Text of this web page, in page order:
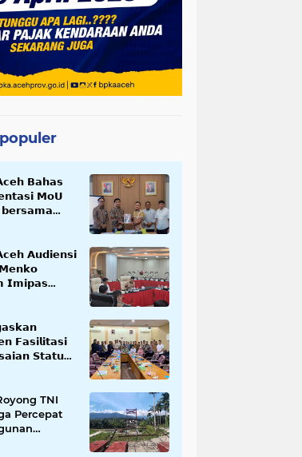
𝗕𝗮𝗵𝗮𝘀
𝗠𝗼𝗨
𝗯𝗲𝗿𝘀𝗮𝗺𝗮
𝗡𝗲𝗴𝗮𝗿𝗮
𝗔𝘂𝗱𝗶𝗲𝗻𝘀𝗶
𝗪𝗮𝗸𝗮𝗳
𝗙𝗮𝘀𝗶𝗹𝗶𝘁𝗮𝘀𝗶
𝗦𝘁𝗮𝘁𝘂𝘀
𝗣𝗮𝗱𝗮𝗻𝗴
TNI
Percepat
Gantung